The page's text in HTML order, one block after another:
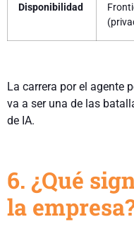
Disponibilidad
La carrera por el agente
va a ser una de las
de IA.
6. ¿Qué
la